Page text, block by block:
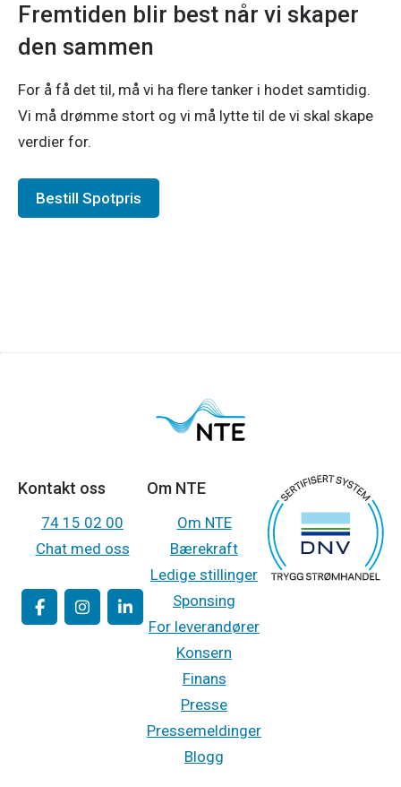
Fremtiden blir best når vi skaper
den sammen
For å få det til, må vi ha flere tanker i hodet samtidig.
Vi må drømme stort og vi må lytte til de vi skal skape
verdier for.
Bestill Spotpris
Kontakt oss
74 15 02 00
Chat med oss
Om NTE
Om NTE
Bærekraft
Ledige stillinger
Sponsing
For leverandører
Konsern
Finans
Presse
Pressemeldinger
Blogg